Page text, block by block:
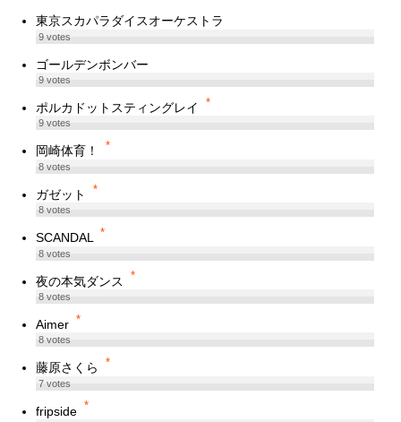
東京スカパラダイスオーケストラ
9votes
ゴールデンボンバー
9votes
ポルカドットスティングレイ *
9votes
岡崎体育！ *
8votes
ガゼット *
8votes
SCANDAL *
8votes
夜の本気ダンス *
8votes
Aimer *
8votes
藤原さくら *
7votes
fripside *